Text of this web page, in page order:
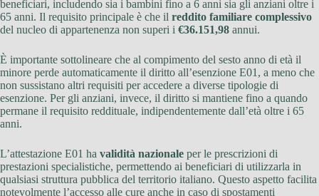
beneficiari, includendo sia i bambini fino a 6 anni sia gli anziani oltre i
65 anni. Il requisito principale è che il reddito familiare complessivo
del nucleo di appartenenza non superi i €36.151,98 annui.
È importante sottolineare che al compimento del sesto anno di età il
minore perde automaticamente il diritto all’esenzione E01, a meno che
non sussistano altri requisiti per accedere a diverse tipologie di
esenzione. Per gli anziani, invece, il diritto si mantiene fino a quando
permane il requisito reddituale, indipendentemente dall’età oltre i 65
anni.
L’attestazione E01 ha validità nazionale per le prescrizioni di
prestazioni specialistiche, permettendo ai beneficiari di utilizzarla in
qualsiasi struttura pubblica del territorio italiano. Questo aspetto facilita
notevolmente l’accesso alle cure anche in caso di spostamenti